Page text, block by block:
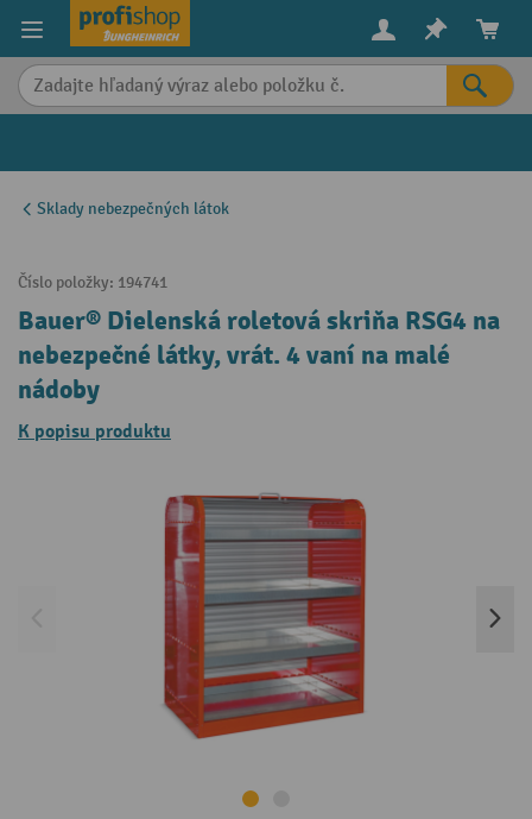
content
Sklady nebezpečných látok
Číslo položky: 194741
Bauer® Dielenská roletová skriňa RSG4 na
nebezpečné látky, vrát. 4 vaní na malé
nádoby
K popisu produktu